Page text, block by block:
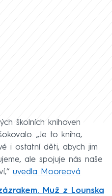
školních knihoven
„Je to kniha,
i ostatní děti, abych jim
ale spojuje nás naše
uvedla Mooreová
Muž z Lounska